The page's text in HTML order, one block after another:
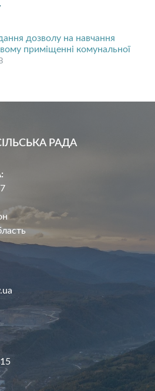
дозволу на навчання
приміщенні комунальної
РАДА